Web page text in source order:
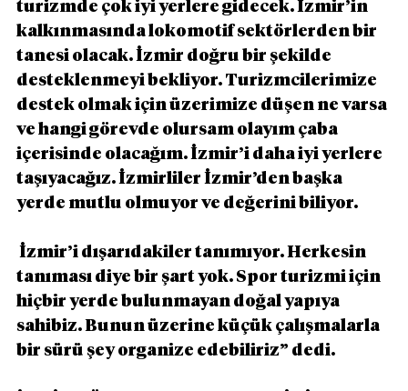
turizmde çok iyi yerlere gidecek. İzmir’in
kalkınmasında lokomotif sektörlerden bir
tanesi olacak. İzmir doğru bir şekilde
desteklenmeyi bekliyor. Turizmcilerimize
destek olmak için üzerimize düşen ne varsa
ve hangi görevde olursam olayım çaba
içerisinde olacağım. İzmir’i daha iyi yerlere
taşıyacağız. İzmirliler İzmir’den başka
yerde mutlu olmuyor ve değerini biliyor.
tanıması diye bir şart yok. Spor turizmi için
hiçbir yerde bulunmayan doğal yapıya
sahibiz. Bunun üzerine küçük çalışmalarla
bir sürü şey organize edebiliriz” dedi.